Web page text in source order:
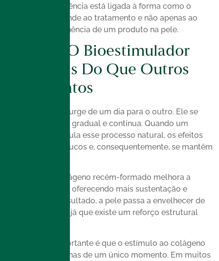
dura mais, a referência está ligada à forma como o
organismo responde ao tratamento e não apenas ao
tempo de permanência de um produto na pele.
Por Que O Bioestimulador
Dura Mais Do Que Outros
Tratamentos
O colágeno não surge de um dia para o outro. Ele se
forma de maneira gradual e contínua. Quando um
tratamento estimula esse processo natural, os efeitos
aparecem aos poucos e, consequentemente, se mantêm
Além disso, o colágeno recém-formado melhora a
estrutura da pele, oferecendo mais sustentação e
firmeza. Como resultado, a pele passa a envelhecer de
forma mais lenta, já que existe um reforço estrutural
Outro ponto importante é que o estímulo ao colágeno
não depende apenas de um único momento. Em muitos